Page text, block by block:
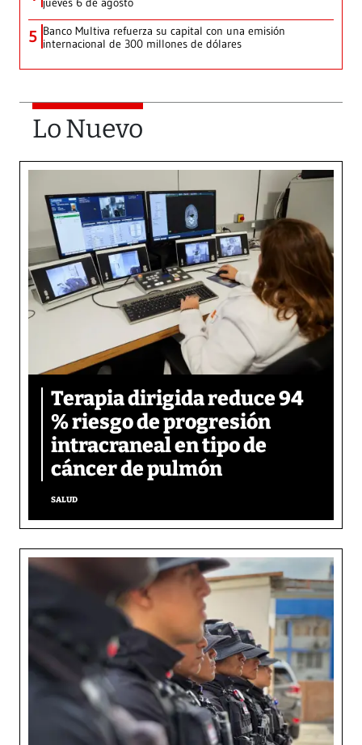
5 Banco Multiva refuerza su capital con una emisión
internacional de 300 millones de dólares
Lo Nuevo
Terapia dirigida reduce 94
% riesgo de progresión
intracraneal en tipo de
cáncer de pulmón
SALUD